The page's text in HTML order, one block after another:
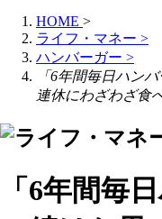
HOME >
ライフ・マネー >
ハンバーガー >
「6年間毎日ハン
連休にわざわざ食
「6年間毎